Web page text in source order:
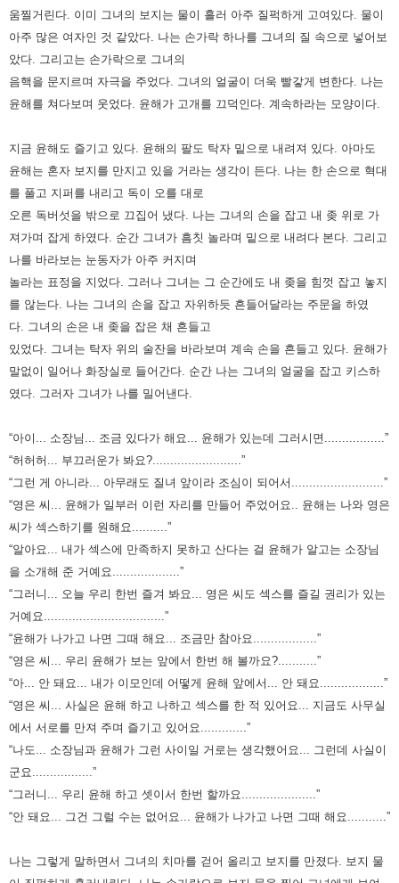
움찔거린다. 이미 그녀의 보지는 물이 흘러 아주 질퍽하게 고여있다. 물이
아주 많은 여자인 것 같았다. 나는 손가락 하나를 그녀의 질 속으로 넣어보
았다. 그리고는 손가락으로 그녀의
음핵을 문지르며 자극을 주었다.
그녀의 얼굴이 더욱 빨갛게 변한다. 나는
윤해를 쳐다보며 웃었다. 윤해가 고개를 끄덕인다. 계속하라는 모양이다.
지금 윤해도 즐기고 있다. 윤해의 팔도 탁자 밑으로 내려져 있다. 아마도
윤해는 혼자 보지를 만지고 있을 거라는 생각이 든다. 나는 한 손으로 혁대
를 풀고 지퍼를 내리고 독이 오를 대로
오른 독버섯을 밖으로 끄집어 냈다. 나는 그녀의 손을 잡고 내 좆 위로 가
져가며 잡게 하였다. 순간 그녀가 흠칫 놀라며 밑으로 내려다 본다. 그리고
나를 바라보는 눈동자가 아주 커지며
놀라는 표정을 지었다.
그러나 그녀는 그 순간에도 내 좆을 힘껏 잡고 놓지
를 않는다. 나는 그녀의 손을 잡고 자위하듯 흔들어달라는 주문을 하였
다.
그녀의 손은 내 좆을 잡은 채 흔들고
있었다. 그녀는 탁자 위의 술잔을 바라보며 계속 손을 흔들고 있다. 윤해가
말없이 일어나 화장실로 들어간다. 순간 나는 그녀의 얼굴을 잡고 키스하
였다. 그러자 그녀가 나를 밀어낸다.
“아이... 소장님... 조금 있다가 해요... 윤해가 있는데 그러시면.................”
“허허허... 부끄러운가 봐요?.........................”
“그런 게 아니라... 아무래도 질녀 앞이라 조심이 되어서..........................”
“영은 씨... 윤해가 일부러 이런 자리를 만들어 주었어요.. 윤해는 나와 영은
씨가 섹스하기를 원해요..........”
“알아요... 내가 섹스에 만족하지 못하고 산다는 걸 윤해가 알고는 소장님
을 소개해 준 거예요...................”
“그러니... 오늘 우리 한번 즐겨 봐요... 영은 씨도 섹스를 즐길 권리가 있는
거예요..................................”
“윤해가 나가고 나면 그때 해요... 조금만 참아요..................”
“영은 씨... 우리 윤해가 보는 앞에서 한번 해 볼까요?...........”
“아... 안 돼요... 내가 이모인데 어떻게 윤해 앞에서... 안 돼요..................”
“영은 씨... 사실은 윤해 하고 나하고 섹스를 한 적 있어요... 지금도 사무실
에서 서로를 만져 주며 즐기고 있어요.............”
“나도... 소장님과 윤해가 그런 사이일 거로는 생각했어요... 그런데 사실이
군요.................”
“그러니... 우리 윤해 하고 셋이서 한번 할까요.....................”
“안 돼요... 그건 그럴 수는 없어요... 윤해가 나가고 나면 그때 해요...........”
나는 그렇게 말하면서 그녀의 치마를 걷어 올리고 보지를 만졌다. 보지 물